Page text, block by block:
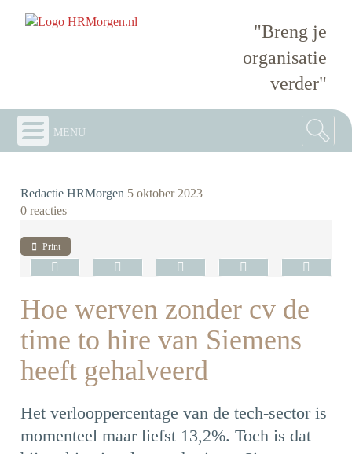
"Breng je
organisatie
verder"
menu
Redactie HRMorgen 5 oktober 2023
0 reacties
Print
Hoe werven zonder cv de
time to hire van Siemens
heeft gehalveerd
Het verlooppercentage van de tech-sector is
momenteel maar liefst 13,2%. Toch is dat